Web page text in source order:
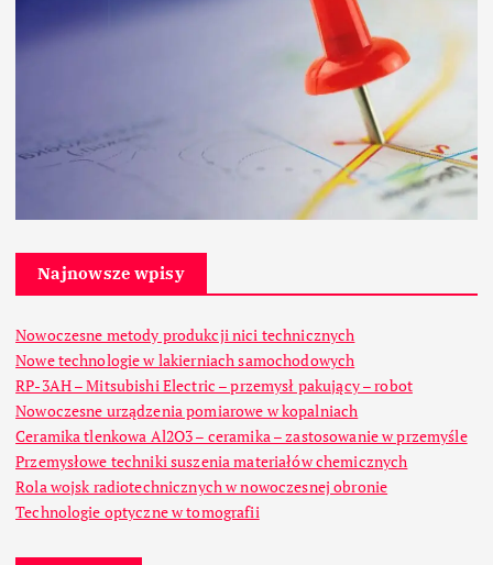
Najnowsze wpisy
Nowoczesne metody produkcji nici technicznych
Nowe technologie w lakierniach samochodowych
RP-3AH – Mitsubishi Electric – przemysł pakujący – robot
Nowoczesne urządzenia pomiarowe w kopalniach
Ceramika tlenkowa Al2O3 – ceramika – zastosowanie w przemyśle
Przemysłowe techniki suszenia materiałów chemicznych
Rola wojsk radiotechnicznych w nowoczesnej obronie
Technologie optyczne w tomografii